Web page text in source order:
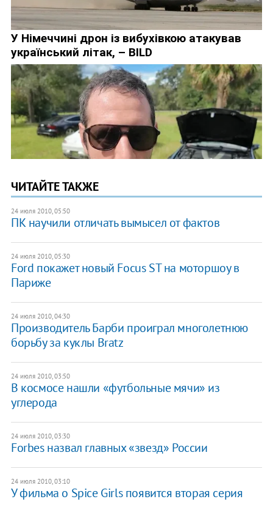
ЧИТАЙТЕ ТАКЖЕ
24 июля 2010, 05:50
ПК научили отличать вымысел от фактов
24 июля 2010, 05:30
Ford покажет новый Focus ST на моторшоу в
Париже
24 июля 2010, 04:30
Производитель Барби проиграл многолетнюю
борьбу за куклы Bratz
24 июля 2010, 03:50
В космосе нашли «футбольные мячи» из
углерода
24 июля 2010, 03:30
Forbes назвал главных «звезд» России
24 июля 2010, 03:10
У фильма о Spice Girls появится вторая серия